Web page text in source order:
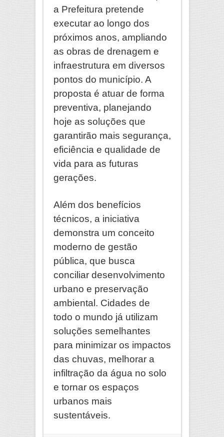
a Prefeitura pretende
executar ao longo dos
próximos anos, ampliando
as obras de drenagem e
infraestrutura em diversos
pontos do município. A
proposta é atuar de forma
preventiva, planejando
hoje as soluções que
garantirão mais segurança,
eficiência e qualidade de
vida para as futuras
gerações.
Além dos benefícios
técnicos, a iniciativa
demonstra um conceito
moderno de gestão
pública, que busca
conciliar desenvolvimento
urbano e preservação
ambiental. Cidades de
todo o mundo já utilizam
soluções semelhantes
para minimizar os impactos
das chuvas, melhorar a
infiltração da água no solo
e tornar os espaços
urbanos mais
sustentáveis.